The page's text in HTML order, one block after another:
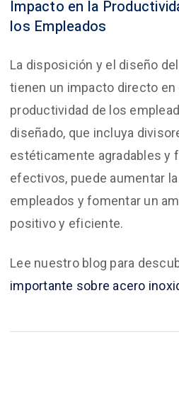
Impacto en la
los Empleados
La disposición y el diseño
tienen un impacto directo en
productividad de los
diseñado, que incluya
estéticamente agradables y
efectivos, puede aumentar
empleados y fomentar un
positivo y eficiente.
Lee nuestro blog para
importante sobre acero